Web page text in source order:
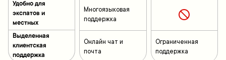
Удобно для
экспатов и
местных
Выделенная
клиентская
поддержка
Многоязыковая
поддержка
Онлайн чат и
почта
Ограниченная
поддержка